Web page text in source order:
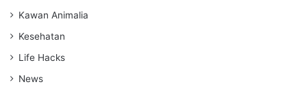
Kawan Animalia
Kesehatan
Life Hacks
News